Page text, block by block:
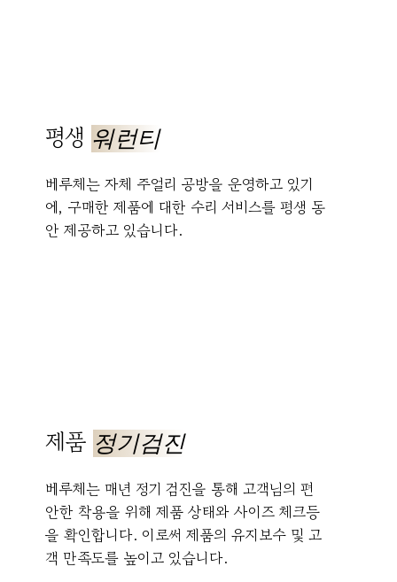
평생 워런티
베루체는 자체 주얼리 공방을 운영하고 있기
에, 구매한 제품에 대한 수리 서비스를 평생 동
안 제공하고 있습니다.
제품 정기검진
베루체는 매년 정기 검진을 통해 고객님의 편
안한 착용을 위해 제품 상태와 사이즈 체크등
을 확인합니다. 이로써 제품의 유지보수 및 고
객 만족도를 높이고 있습니다.